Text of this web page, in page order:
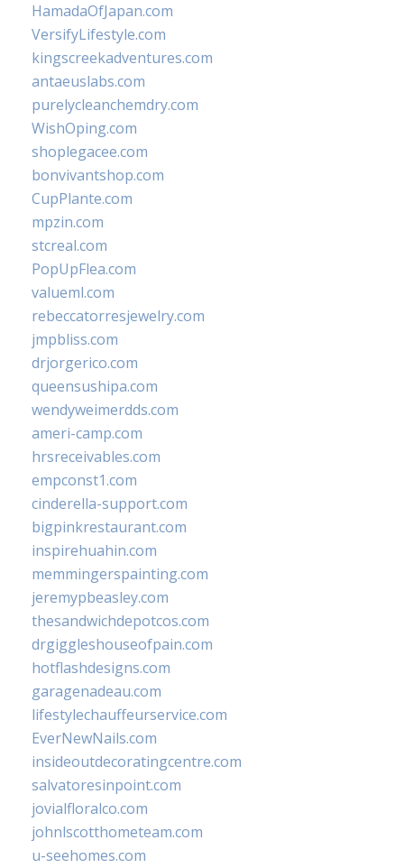
HamadaOfJapan.com
VersifyLifestyle.com
kingscreekadventures.com
antaeuslabs.com
purelycleanchemdry.com
WishOping.com
shoplegacee.com
bonvivantshop.com
CupPlante.com
mpzin.com
stcreal.com
PopUpFlea.com
valueml.com
rebeccatorresjewelry.com
jmpbliss.com
drjorgerico.com
queensushipa.com
wendyweimerdds.com
ameri-camp.com
hrsreceivables.com
empconst1.com
cinderella-support.com
bigpinkrestaurant.com
inspirehuahin.com
memmingerspainting.com
jeremypbeasley.com
thesandwichdepotcos.com
drgiggleshouseofpain.com
hotflashdesigns.com
garagenadeau.com
lifestylechauffeurservice.com
EverNewNails.com
insideoutdecoratingcentre.com
salvatoresinpoint.com
jovialfloralco.com
johnlscotthometeam.com
u-seehomes.com